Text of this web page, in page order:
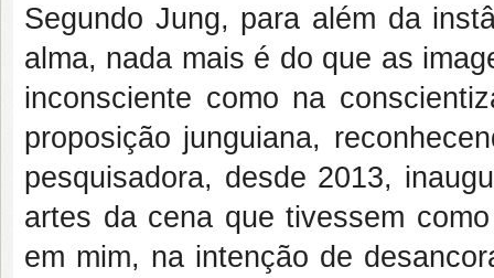
Segundo Jung, para além da
alma, nada mais é do que as
inconsciente como na
proposição junguiana,
pesquisadora, desde 2013,
artes da cena que tivessem
em mim, na intenção de